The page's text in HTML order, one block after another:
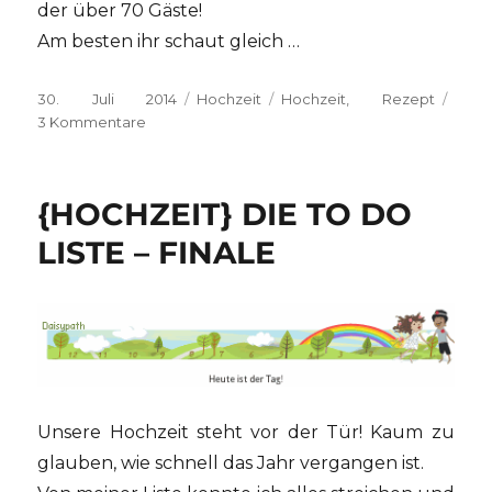
der über 70 Gäste!
Am besten ihr schaut gleich …
Veröffentlicht
am
30. Juli 2014 Kategorien
Hochzeit Schlagwörter
Hochzeit
Rezept
3 Kommentare
{HOCHZEIT} DIE TO DO
LISTE – FINALE
Unsere Hochzeit steht vor der Tür! Kaum zu
glauben, wie schnell das Jahr vergangen ist.